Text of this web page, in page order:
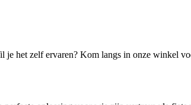
het zelf ervaren? Kom langs in onze winkel